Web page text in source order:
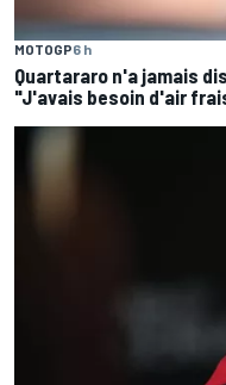
MOTOGP6 h
Quartararo n'a jamais
"J'avais besoin d'air